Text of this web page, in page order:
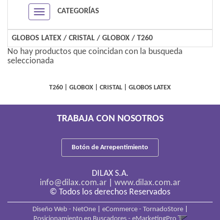
Navigation ein-/ausblenden
CATEGORÍAS
GLOBOS LATEX /CRISTAL /GLOBOX /T260
No hay productos que coincidan con la busqueda
seleccionada
T260 GLOBOX CRISTAL GLOBOS LATEX
TRABAJA CON NOSOTROS
Botón de Arrepentimiento
DILAX S.A.
info@dilax.com.ar
www.dilax.com.ar
© Todos los derechos Reservados
Diseño Web - NetOne| eCommerce - TornadoStore|